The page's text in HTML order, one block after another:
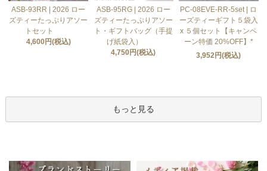
ASB-93RR | 2026 ロー
ズティーたっぷりアソー
トセット
4,600円(税込)
ASB-95RG | 2026 ロー
ズティーたっぷりアソー
ト・ギフトバッグ（手提
げ紙袋入）
4,750円(税込)
PC-08EVE-RR-5set | ロ
ーズティーギフト５袋入
x ５個セット【キャンペ
ーン特価 20%OFF】*
3,952円(税込)
もっと見る